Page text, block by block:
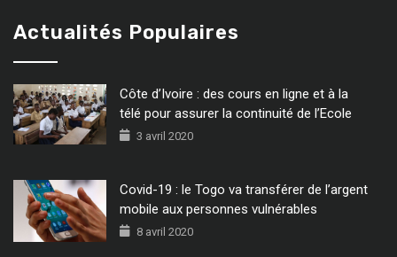
Actualités Populaires
Côte d’Ivoire : des cours en ligne et à la
télé pour assurer la continuité de l’Ecole
3 avril 2020
Covid-19 : le Togo va transférer de l’argent
mobile aux personnes vulnérables
8 avril 2020